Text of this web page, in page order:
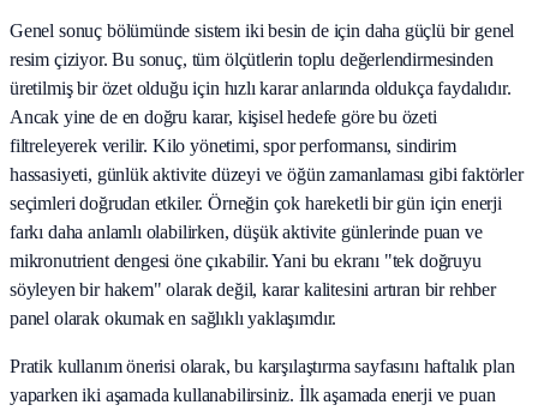
Genel sonuç bölümünde sistem iki besin de için daha güçlü bir genel
resim çiziyor. Bu sonuç, tüm ölçütlerin toplu değerlendirmesinden
üretilmiş bir özet olduğu için hızlı karar anlarında oldukça faydalıdır.
Ancak yine de en doğru karar, kişisel hedefe göre bu özeti
filtreleyerek verilir. Kilo yönetimi, spor performansı, sindirim
hassasiyeti, günlük aktivite düzeyi ve öğün zamanlaması gibi faktörler
seçimleri doğrudan etkiler. Örneğin çok hareketli bir gün için enerji
farkı daha anlamlı olabilirken, düşük aktivite günlerinde puan ve
mikronutrient dengesi öne çıkabilir. Yani bu ekranı "tek doğruyu
söyleyen bir hakem" olarak değil, karar kalitesini artıran bir rehber
panel olarak okumak en sağlıklı yaklaşımdır.
Pratik kullanım önerisi olarak, bu karşılaştırma sayfasını haftalık plan
yaparken iki aşamada kullanabilirsiniz. İlk aşamada enerji ve puan